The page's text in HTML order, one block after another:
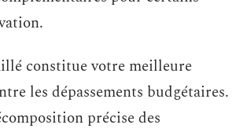
constitue votre meilleure
les dépassements budgétaires.
précise des